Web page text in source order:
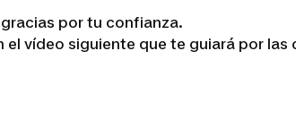
por tu confianza.
vídeo siguiente que te guiará por